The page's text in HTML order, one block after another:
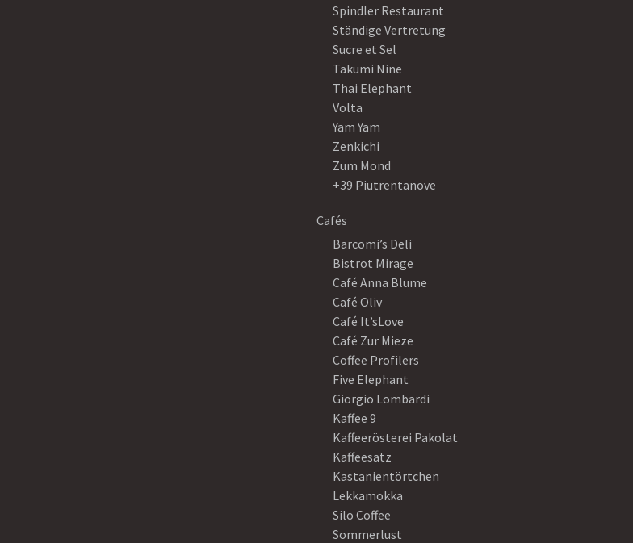
Spindler Restaurant
Ständige Vertretung
Sucre et Sel
Takumi Nine
Thai Elephant
Volta
Yam Yam
Zenkichi
Zum Mond
+39 Piutrentanove
Cafés
Barcomi’s Deli
Bistrot Mirage
Café Anna Blume
Café Oliv
Café It’sLove
Café Zur Mieze
Coffee Profilers
Five Elephant
Giorgio Lombardi
Kaffee 9
Kaffeerösterei Pakolat
Kaffeesatz
Kastanientörtchen
Lekkamokka
Silo Coffee
Sommerlust